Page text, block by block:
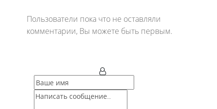
Пользователи пока что не оставляли
комментарии, Вы можете быть первым.